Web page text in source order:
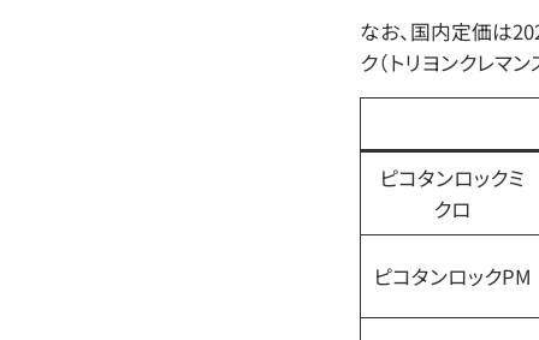
なお、国内定価は
ク（トリヨンクレマ
ピコタンロックミ
クロ
ピコタンロックPM